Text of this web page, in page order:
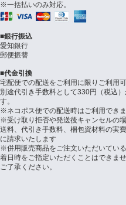
※一括払いのみ対応。
■銀行振込
愛知銀行
郵便振替
■代金引換
宅配便での配送をご利用に限りご利用可
別途代引き手数料として330円（税込）
す。
※ネコポス便での配送時はご利用できま
※受け取り拒否や発送後キャンセルの
送料、代引き手数料、梱包資材料の実
に請求いたします
※併用販売商品をご注文いただいてい
着日時をご指定いただくことはできま
ご了承ください。